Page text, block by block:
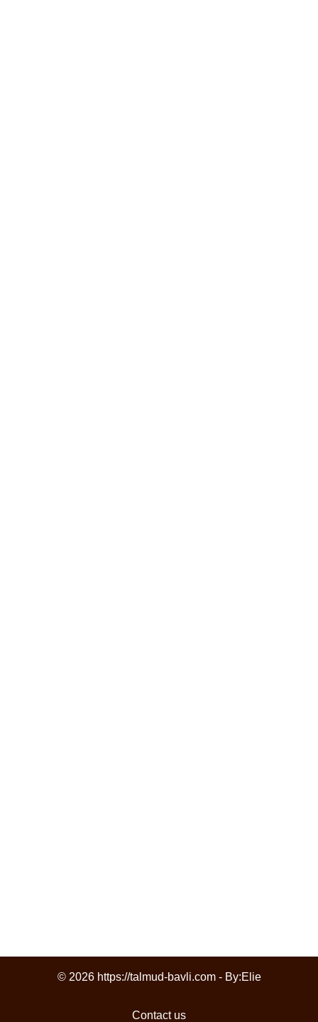
© 2026 https://talmud-bavli.com - By:Elie
Contact us